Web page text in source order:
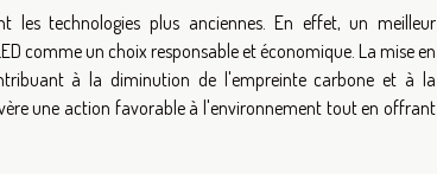
les technologies plus anciennes. En effet, un meilleur
comme un choix responsable et économique. La mise en
à la diminution de l'empreinte carbone et à la
une action favorable à l'environnement tout en offrant